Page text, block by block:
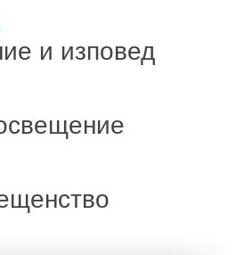
и изповед